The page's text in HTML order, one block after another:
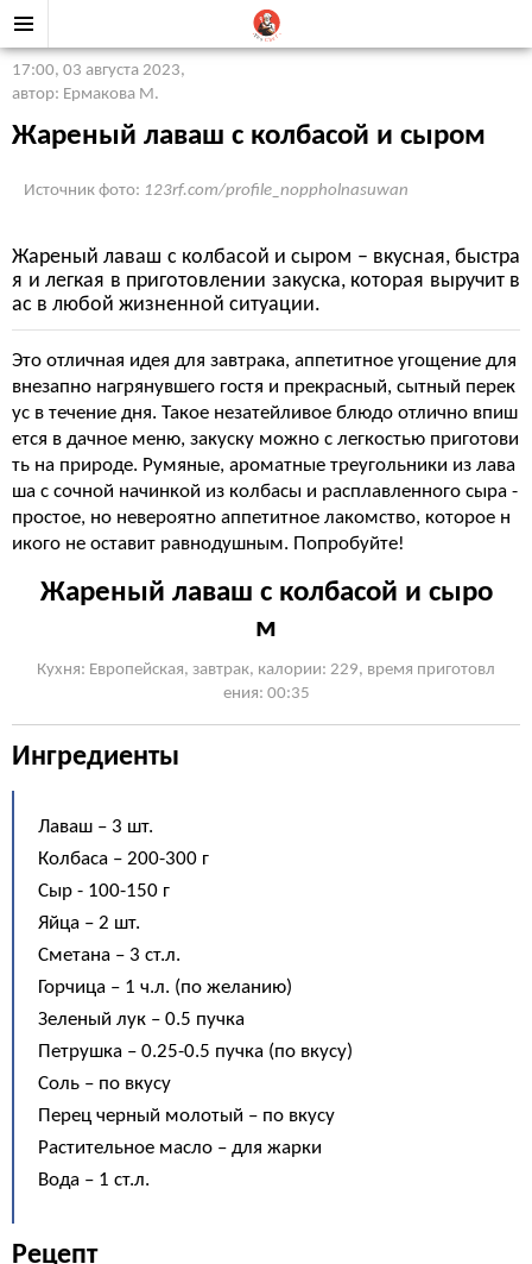
17:00, 03 августа 2023,
автор: Ермакова М.
Жареный лаваш с колбасой и сыром
Источник фото: 123rf.com/profile_noppholnasuwan
Жареный лаваш с колбасой и сыром – вкусная, быстра
я и легкая в приготовлении закуска, которая выручит в
ас в любой жизненной ситуации.
Это отличная идея для завтрака, аппетитное угощение для
внезапно нагрянувшего гостя и прекрасный, сытный перек
ус в течение дня. Такое незатейливое блюдо отлично впиш
ется в дачное меню, закуску можно с легкостью приготови
ть на природе. Румяные, ароматные треугольники из лава
ша с сочной начинкой из колбасы и расплавленного сыра -
простое, но невероятно аппетитное лакомство, которое н
икого не оставит равнодушным. Попробуйте!
Жареный лаваш с колбасой и сыро
м
Кухня: Европейская, завтрак, калории: 229, время приготовл
ения: 00:35
Ингредиенты
Лаваш – 3 шт.
Колбаса – 200-300 г
Сыр - 100-150 г
Яйца – 2 шт.
Сметана – 3 ст.л.
Горчица – 1 ч.л. (по желанию)
Зеленый лук – 0.5 пучка
Петрушка – 0.25-0.5 пучка (по вкусу)
Соль – по вкусу
Перец черный молотый – по вкусу
Растительное масло – для жарки
Вода – 1 ст.л.
Рецепт